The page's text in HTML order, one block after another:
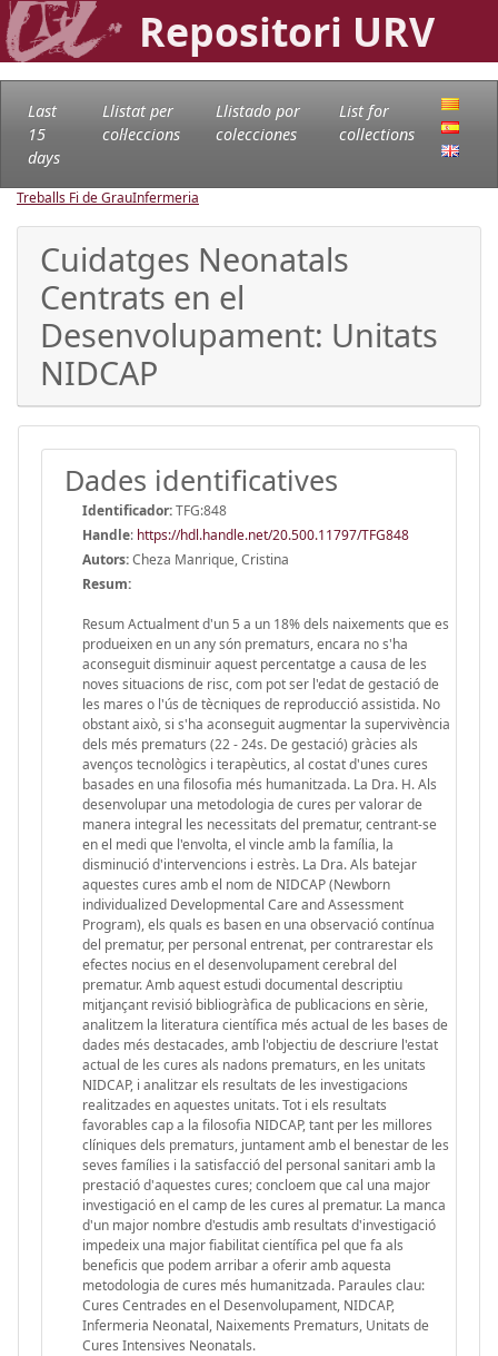
Repositori URV
Last
15
days
Llistat per
col·leccions
Llistado por
colecciones
List for
collections
Treballs Fi de GrauInfermeria
Cuidatges Neonatals
Centrats en el
Desenvolupament: Unitats
NIDCAP
Dades identificatives
Identificador:TFG:848
Handle: https://hdl.handle.net/20.500.11797/TFG848
Autors:Cheza Manrique, Cristina
Resum:
Resum Actualment d'un 5 a un 18% dels naixements que es
produeixen en un any són prematurs, encara no s'ha
aconseguit disminuir aquest percentatge a causa de les
noves situacions de risc, com pot ser l'edat de gestació de
les mares o l'ús de tècniques de reproducció assistida. No
obstant això, si s'ha aconseguit augmentar la supervivència
dels més prematurs (22 - 24s. De gestació) gràcies als
avenços tecnològics i terapèutics, al costat d'unes cures
basades en una filosofia més humanitzada. La Dra. H. Als
desenvolupar una metodologia de cures per valorar de
manera integral les necessitats del prematur, centrant-se
en el medi que l'envolta, el vincle amb la família, la
disminució d'intervencions i estrès. La Dra. Als batejar
aquestes cures amb el nom de NIDCAP (Newborn
individualized Developmental Care and Assessment
Program), els quals es basen en una observació contínua
del prematur, per personal entrenat, per contrarestar els
efectes nocius en el desenvolupament cerebral del
prematur. Amb aquest estudi documental descriptiu
mitjançant revisió bibliogràfica de publicacions en sèrie,
analitzem la literatura científica més actual de les bases de
dades més destacades, amb l'objectiu de descriure l'estat
actual de les cures als nadons prematurs, en les unitats
NIDCAP, i analitzar els resultats de les investigacions
realitzades en aquestes unitats. Tot i els resultats
favorables cap a la filosofia NIDCAP, tant per les millores
clíniques dels prematurs, juntament amb el benestar de les
seves famílies i la satisfacció del personal sanitari amb la
prestació d'aquestes cures; concloem que cal una major
investigació en el camp de les cures al prematur. La manca
d'un major nombre d'estudis amb resultats d'investigació
impedeix una major fiabilitat científica pel que fa als
beneficis que podem arribar a oferir amb aquesta
metodologia de cures més humanitzada. Paraules clau:
Cures Centrades en el Desenvolupament, NIDCAP,
Infermeria Neonatal, Naixements Prematurs, Unitats de
Cures Intensives Neonatals.